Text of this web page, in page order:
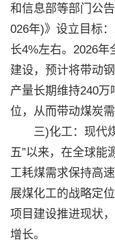
和信息部等部门公
026年)》设立目标
长4%左右。2026
建设，预计将带动
产量长期维持240
位，从而带动煤炭需
三)化工：现代煤
五”以来，在全球能
工耗煤需求保持高
展煤化工的战略定
项目建设推进现状
增长。